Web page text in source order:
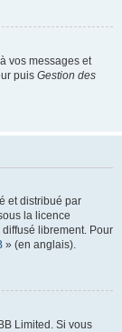
vos messages et
puis Gestion des
et distribué par
la licence
librement. Pour
» (en anglais).
Limited. Si vous